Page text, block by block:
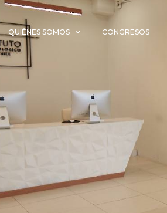
QUIÉNES SOMOS CONGRESOS